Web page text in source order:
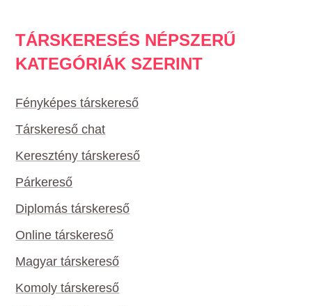
TÁRSKERESÉS NÉPSZERŰ
KATEGÓRIÁK SZERINT
Fényképes társkereső
Társkereső chat
Keresztény társkereső
Párkereső
Diplomás társkereső
Online társkereső
Magyar társkereső
Komoly társkereső